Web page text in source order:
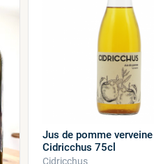
Jus de pomme verveine
Cidricchus 75cl
Cidricchus